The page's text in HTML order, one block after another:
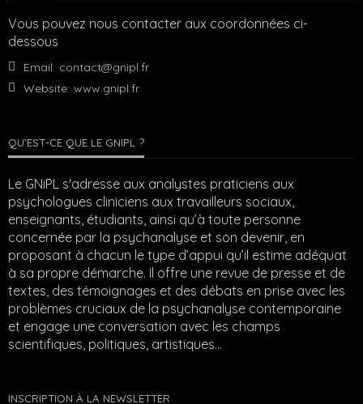
Vous pouvez nous contacter aux coordonnées ci-
dessous
Email: contact@gnipl.fr
Website: www.gnipl.fr
QU’EST-CE QUE LE GNIPL ?
Le GNiPL s'adresse aux analystes praticiens aux
psychologues cliniciens aux travailleurs sociaux,
enseignants, étudiants, ainsi qu’à toute personne
concernée par la psychanalyse et son devenir, en
proposant à chacun le type d’appui qu’il estime adéquat
à sa propre démarche. Il offre une revue de presse et de
textes, des témoignages et des débats en prise avec les
problèmes cruciaux de la psychanalyse contemporaine
et engage une conversation avec les champs
scientifiques, politiques, artistiques…
INSCRIPTION À LA NEWSLETTER